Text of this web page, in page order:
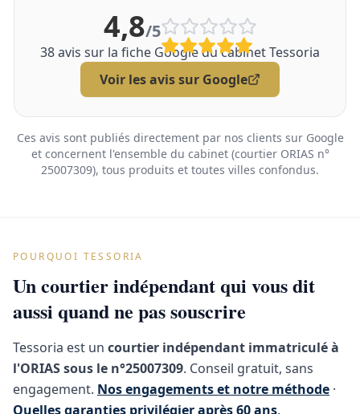
4,8/5
38avis sur la fiche Google du cabinet Tessoria
Voir les avis sur Google
Ces avis sont publiés directement par nos clients sur Google
et concernent l'ensemble du cabinet (courtier ORIAS n°
25007309), tous produits et toutes villes confondus.
POURQUOI TESSORIA
Un courtier indépendant qui vous dit
aussi quand ne pas souscrire
Tessoria est un courtier indépendant immatriculé à
l'ORIAS sous le n°25007309. Conseil gratuit, sans
engagement. Nos engagements et notre méthode ·
Quelles garanties privilégier après 60 ans.